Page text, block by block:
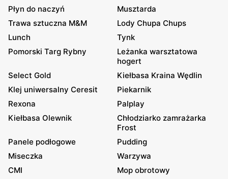
Płyn do naczyń
Musztarda
Trawa sztuczna M&M
Lody Chupa Chups
Lunch
Tynk
Pomorski Targ Rybny
Leżanka warsztatowa
hogert
Select Gold
Kiełbasa Kraina Wędlin
Klej uniwersalny Ceresit
Piekarnik
Rexona
Palplay
Kiełbasa Olewnik
Chłodziarko zamrażarka
Frost
Panele podłogowe
Pudding
Miseczka
Warzywa
CMI
Mop obrotowy